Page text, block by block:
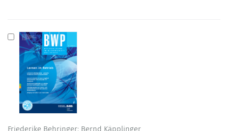
Friederike Behringer; Bernd Käpplinger